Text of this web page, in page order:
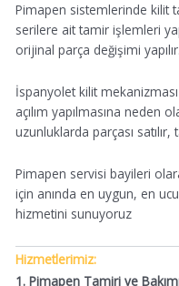
Pimapen sistemlerinde kilit
serilere ait tamir işlemleri
orijinal parça değişimi yapılır.
İspanyolet kilit
açılım yapılmasına neden
uzunluklarda parçası satılır,
Pimapen servisi bayileri
için anında en uygun, en
hizmetini sunuyoruz
Hizmetlerimiz:
1. Pimapen Tamiri ve